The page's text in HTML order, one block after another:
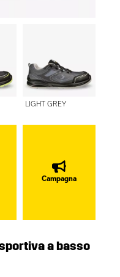
LIGHT GREY
Campagna
a basso